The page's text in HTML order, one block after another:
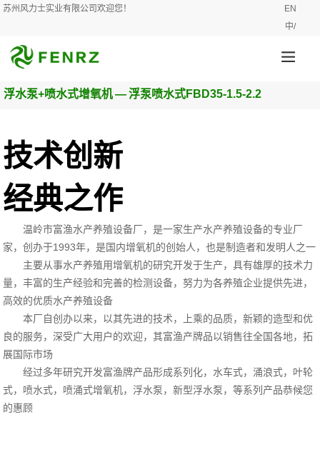
苏州风力士实业有限公司欢迎您！
EN
中/
浮水泵+喷水式增氧机—浮泵喷水式FBD35-1.5-2.2
技术创新
经典之作
温岭市富渔水产养殖设备厂，是一家生产水产养殖设备的专业厂
家，创办于1993年，是国内增氧机的创始人，也是制造者和发明人之一
主要从事水产养殖用增氧机的研究开发于生产，具有雄厚的技术力
量，丰富的生产经验和完善的检测设备，努力为各养殖企业提供先进，
高效的优质水产养殖设备
本厂自创办以来，以其先进的技术，上乘的品质，新颖的造型和优
良的服务，深受广大用户的欢迎，其富渔产牌品以销售往全国各地，拓
展国际市场
经过多年研究开发富渔牌产品形成系列化，水车式，涌浪式，叶轮
式，喷水式，喷涌式增氧机，浮水泵，新型浮水泵，等系列产品恭候您
的惠顾